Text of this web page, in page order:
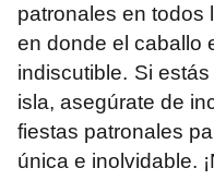
patronales en todos
en donde el caballo
indiscutible. Si
isla, asegúrate de
fiestas patronales
única e inolvidable.